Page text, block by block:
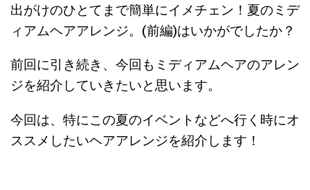
出がけのひとてまで簡単にイメチェン！夏のミデ
ィアムヘアアレンジ。(前編)はいかがでしたか？
前回に引き続き、今回もミディアムヘアのアレン
ジを紹介していきたいと思います。
今回は、特にこの夏のイベントなどへ行く時にオ
ススメしたいヘアアレンジを紹介します！